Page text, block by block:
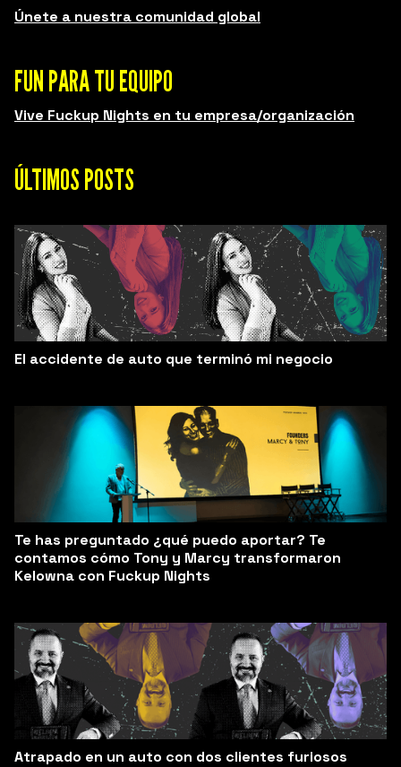
Únete a nuestra comunidad global
FUN PARA TU EQUIPO
Vive Fuckup Nights en tu empresa/organización
ÚLTIMOS POSTS
El accidente de auto que terminó mi negocio
Te has preguntado ¿qué puedo aportar? Te
contamos cómo Tony y Marcy transformaron
Kelowna con Fuckup Nights
Atrapado en un auto con dos clientes furiosos